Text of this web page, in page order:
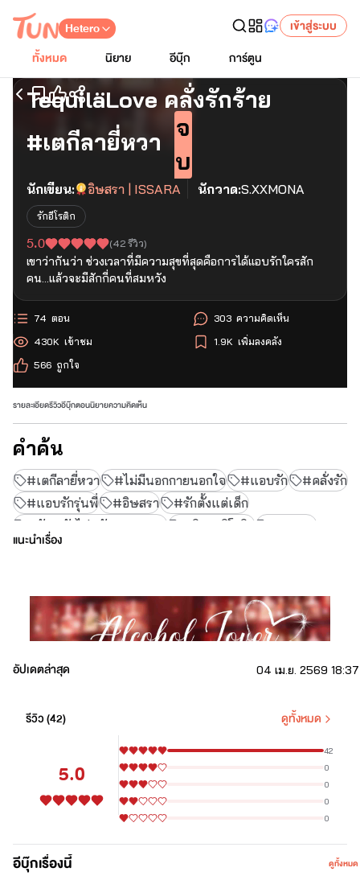
Hetero
เข้าสู่ระบบ
ทั้งหมด
นิยาย อีบุ๊ก การ์ตูน
เริ่มอ่านตอนแรก
TequilaLove คลั่งรักร้าย
#เตกีลายี่หวา
จ
บ
นักเขียน: อิษสรา | ISSARA นักวาด:S.XXMONA
รักอีโรติก
5.0 (42 รีวิว)
เขาว่ากันว่า ช่วงเวลาที่มีความสุขที่สุดคือการได้แอบรักใครสัก
คน…แล้วจะมีสักกี่คนที่สมหวัง
ตอน
74
เข้าชม
430K
ถูกใจ
566
ความคิดเห็น
303
เพิ่มลงคลัง
1.9K
รายละเอียดรีวิวอีบุ๊กตอนนิยายความคิดเห็น
คำค้น
#เตกีลายี่หวา #ไม่มีนอกกายนอกใจ #แอบรัก
#คลั่งรัก
#แอบรักรุ่นพี่
#อิษสรา
#รักตั้งแต่เด็ก
#ธัญวลัยไม่สนับสนุนปกAI
#นิยายอิโรติก
#NC18+
#Tequilaloveคลั่งรักร้าย
แนะนำเรื่อง
อัปเดตล่าสุด 04 เม.ย. 2569
รีวิว (42) ดูทั้งหมด
5.0
42
0
0
0
0
อีบุ๊กเรื่องนี้ ดูทั้งหมด